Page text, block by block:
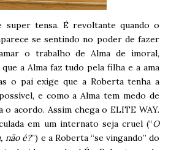
super tensa. É revoltante quando o
se sentindo no poder de fazer
o trabalho de Alma de imoral,
a Alma faz tudo pela filha e a ama
o pai exige que a Roberta tenha a
e como a Alma tem medo de
o acordo. Assim chega o ELITE WAY.
em um internato seja cruel (“O
não é?”) e a Roberta “se vingando” do